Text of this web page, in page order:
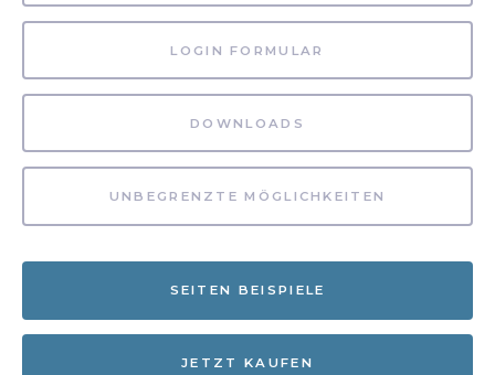
LOGIN FORMULAR
DOWNLOADS
UNBEGRENZTE MÖGLICHKEITEN
SEITEN BEISPIELE
JETZT KAUFEN